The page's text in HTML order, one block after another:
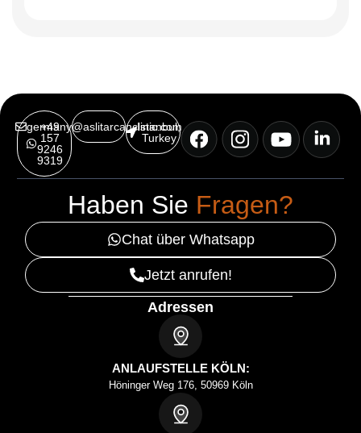
+49
157
9246
9319
germany@aslitarcanclinic.com
Istanbul,
Turkey
Haben Sie Fragen?
Chat über Whatsapp
Jetzt anrufen!
Adressen
ANLAUFSTELLE KÖLN:
Höninger Weg 176, 50969 Köln